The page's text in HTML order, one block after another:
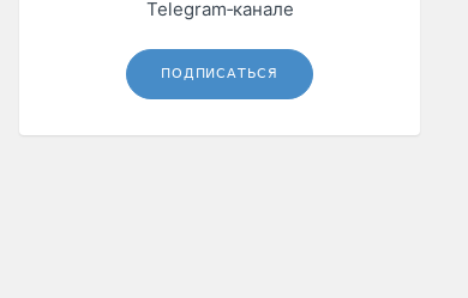
Telegram‑канале
ПОДПИСАТЬСЯ